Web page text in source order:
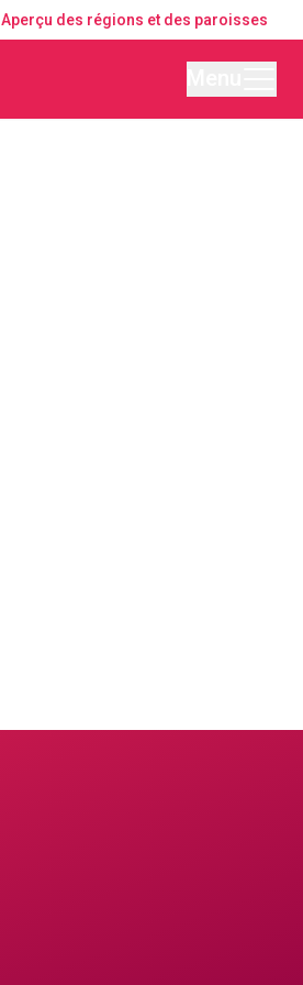
Aperçu des régions et des paroisses